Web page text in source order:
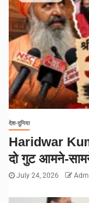
देश-दुनिया
Haridwar
दो गुट आमने-
July 24, 2026